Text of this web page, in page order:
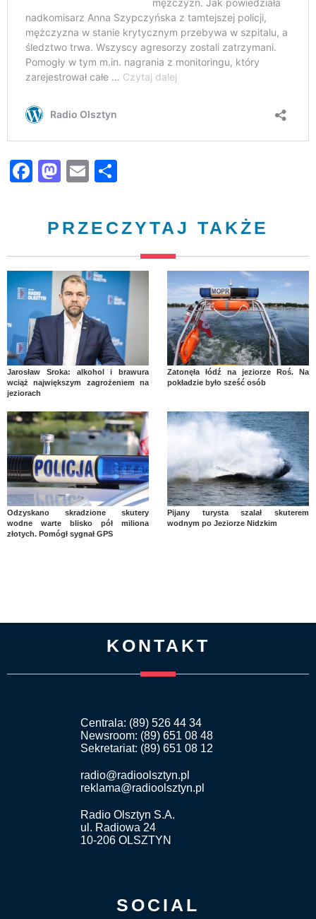
Facebook
Mastodon
Email
PRZECZYTAJ TAKŻE
Jarosław Sroka: alkohol i brawura
wciąż największym zagrożeniem na
jeziorach
Zatonęła łódź na jeziorze Roś. Na
pokładzie było sześć osób
Odzyskano skradzione skutery
wodne warte blisko pół miliona
złotych. Pomógł sygnał GPS
Pijany turysta szalał skuterem
wodnym po Jeziorze Nidzkim
KONTAKT
Centrala: (89) 526 44 34
Newsroom: (89) 651 08 48
Sekretariat: (89) 651 08 12
radio@radioolsztyn.pl
reklama@radioolsztyn.pl
Radio Olsztyn S.A.
ul. Radiowa 24
10-206 OLSZTYN
SOCIAL